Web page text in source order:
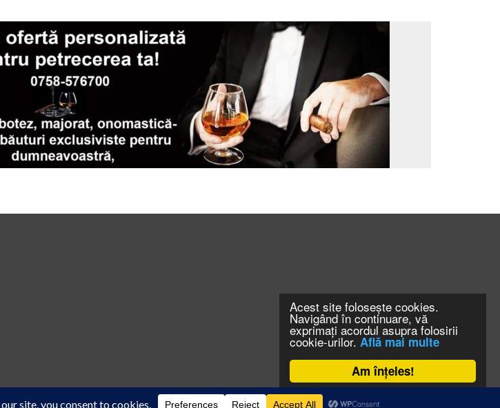
Am înțeles!
Acest site folosește cookies.
Navigând în continuare, vă
exprimați acordul asupra folosirii
cookie-urilor. Află mai multe
CONTACT CLAUS WEB DESIGN & HOSTING